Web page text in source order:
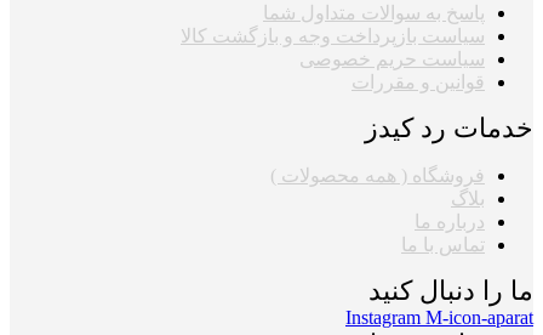
پاسخ به سوالات متداول شما
سیاست بازپرداخت وجه و بازگشت کالا
سیاست حریم خصوصی
قوانین و مقررات
خدمات رد کیدز
فروشگاه ( همه محصولات )
بلاگ
درباره ما
تماس با ما
ما را دنبال کنید
Instagram M-icon-aparat